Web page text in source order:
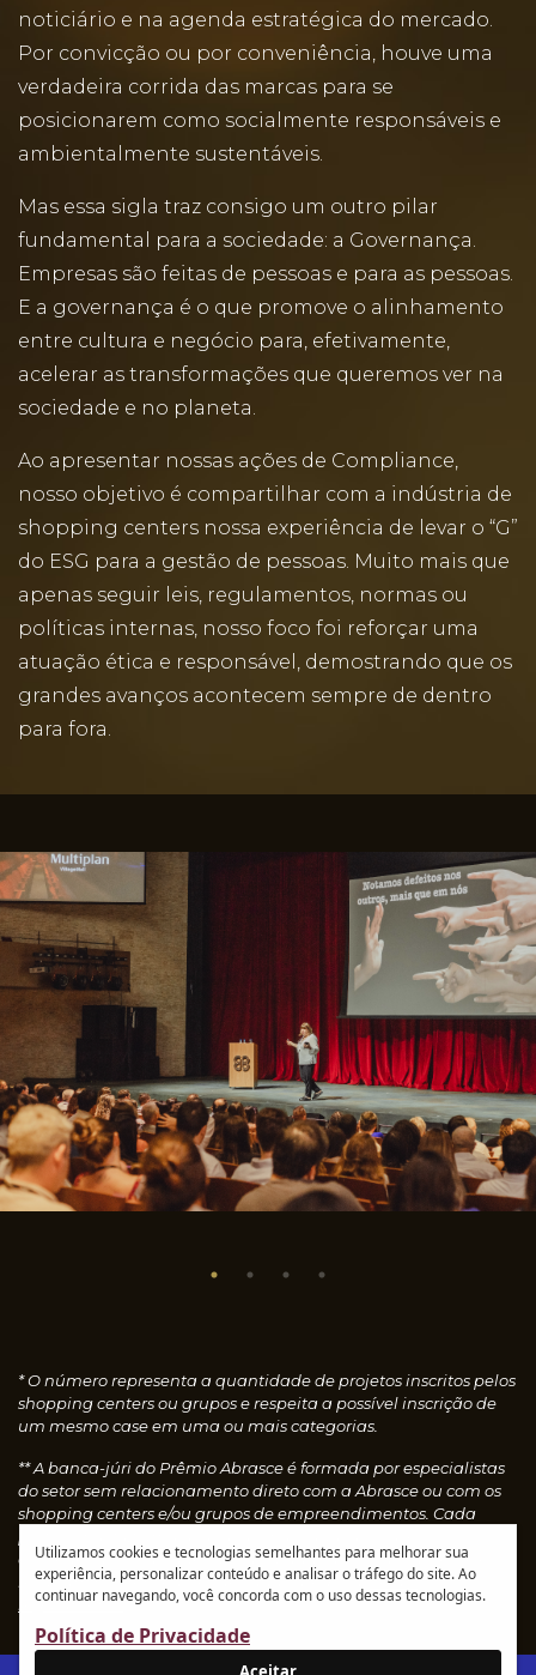
noticiário e na agenda estratégica do mercado.
Por convicção ou por conveniência, houve uma
verdadeira corrida das marcas para se
posicionarem como socialmente responsáveis e
ambientalmente sustentáveis.
Mas essa sigla traz consigo um outro pilar
fundamental para a sociedade: a Governança.
Empresas são feitas de pessoas e para as pessoas.
E a governança é o que promove o alinhamento
entre cultura e negócio para, efetivamente,
acelerar as transformações que queremos ver na
sociedade e no planeta.
Ao apresentar nossas ações de Compliance,
nosso objetivo é compartilhar com a indústria de
shopping centers nossa experiência de levar o “G”
do ESG para a gestão de pessoas. Muito mais que
apenas seguir leis, regulamentos, normas ou
políticas internas, nosso foco foi reforçar uma
atuação ética e responsável, demostrando que os
grandes avanços acontecem sempre de dentro
para fora.
* O número representa a quantidade de projetos inscritos pelos
shopping centers ou grupos e respeita a possível inscrição de
um mesmo case em uma ou mais categorias.
** A banca-júri do Prêmio Abrasce é formada por especialistas
do setor sem relacionamento direto com a Abrasce ou com os
shopping centers e/ou grupos de empreendimentos. Cada
concedendo notas, que são calculadas automaticamente e
resultam nos vencedores de cada categoria.Leia o
regulamento
Utilizamos cookies e tecnologias semelhantes para melhorar sua
experiência, personalizar conteúdo e analisar o tráfego do site. Ao
continuar navegando, você concorda com o uso dessas tecnologias.
Política de Privacidade